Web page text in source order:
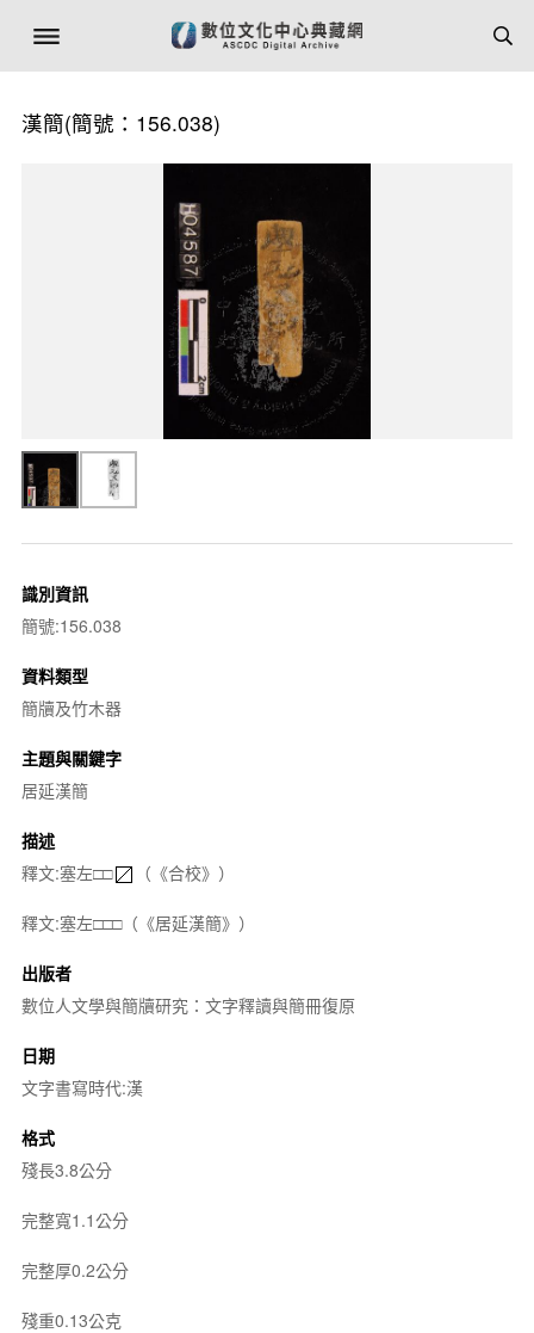
漢簡(簡號：156.038)
識別資訊
簡號:156.038
資料類型
簡牘及竹木器
主題與關鍵字
居延漢簡
描述
釋文:塞左□□
（《合校》）
釋文:塞左□□□（《居延漢簡》）
出版者
數位人文學與簡牘研究：文字釋讀與簡冊復原
日期
文字書寫時代:漢
格式
殘長3.8公分
完整寬1.1公分
完整厚0.2公分
殘重0.13公克